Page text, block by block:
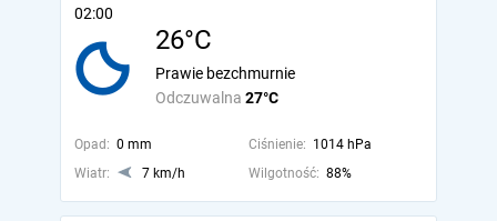
02:00
26°C
Odczuwalna 27°C
Prawie bezchmurnie
Opad: 0 mm Ciśnienie: 1014 hPa
Wiatr:
7 km/h Wilgotność: 88%